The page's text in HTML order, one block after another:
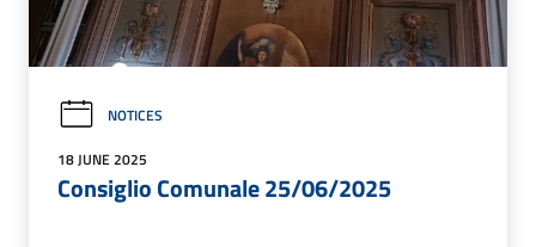
NOTICES
18 JUNE 2025
Consiglio Comunale 25/06/2025